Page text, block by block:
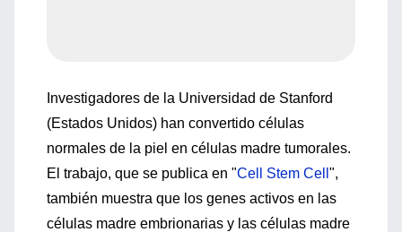
Investigadores de la Universidad de Stanford
(Estados Unidos) han convertido células
normales de la piel en células madre tumorales.
El trabajo, que se publica en "Cell Stem Cell ",
también muestra que los genes activos en las
células madre embrionarias y las células madre